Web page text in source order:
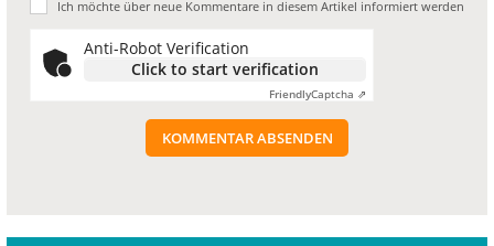
Ich möchte über neue Kommentare in diesem Artikel informiert werden
Anti-Robot Verification
Click to start verification
FriendlyCaptcha ⇗
KOMMENTAR ABSENDEN